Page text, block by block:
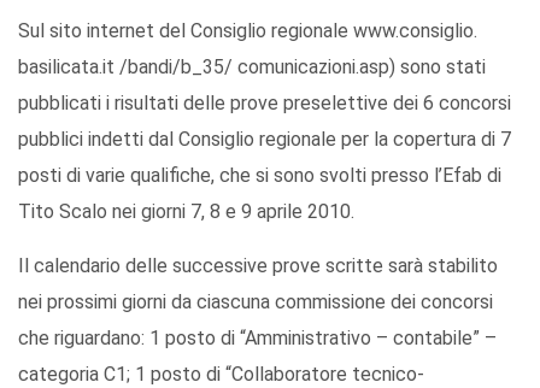
Sul sito internet del Consiglio regionale www.consiglio.
basilicata.it /bandi/b_35/ comunicazioni.asp) sono stati
pubblicati i risultati delle prove preselettive dei 6 concorsi
pubblici indetti dal Consiglio regionale per la copertura di 7
posti di varie qualifiche, che si sono svolti presso l’Efab di
Tito Scalo nei giorni 7, 8 e 9 aprile 2010.
Il calendario delle successive prove scritte sarà stabilito
nei prossimi giorni da ciascuna commissione dei concorsi
che riguardano: 1 posto di “Amministrativo – contabile” –
categoria C1; 1 posto di “Collaboratore tecnico-